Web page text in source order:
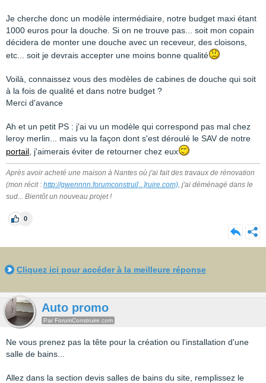
Je cherche donc un modèle intermédiaire, notre budget maxi étant
1000 euros pour la douche. Si on ne trouve pas... soit mon copain
décidera de monter une douche avec un receveur, des cloisons,
etc... soit je devrais accepter une moins bonne qualité
Voilà, connaissez vous des modèles de cabines de douche qui soit
à la fois de qualité et dans notre budget ?
Merci d'avance
Ah et un petit PS : j'ai vu un modèle qui correspond pas mal chez
leroy merlin... mais vu la façon dont s'est déroulé le SAV de notre
portail , j'aimerais éviter de retourner chez eux
Après avoir acheté une maison à Nantes où j'ai fait des travaux de rénovation
(mon récit : http://gwennnn.forumconstrui[...]ruire.com), j'ai déménagé dans le
sud... Bientôt un nouveau projet !
0
Cliquez ici pour accéder à la meilleure réponse
Auto promo
Par ForumConstruire.com
Ne vous prenez pas la tête pour la création ou l'installation d'une
salle de bains...
Allez dans la section devis salles de bains du site, remplissez le